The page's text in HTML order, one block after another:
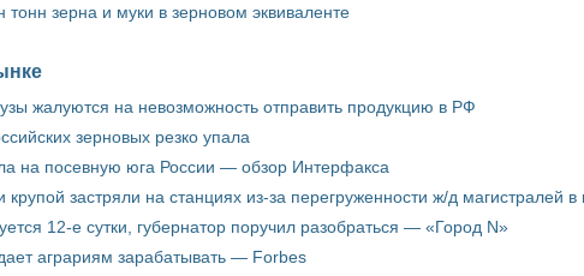
зерна и муки в зерновом эквиваленте
жалуются на невозможность отправить продукцию в РФ
зерновых резко упала
на посевную юга России — обзор Интерфакса
крупой застряли на станциях из-за перегруженности ж/д магистралей в
12-е сутки, губернатор поручил разобраться — «Город N»
аграриям зарабатывать — Forbes